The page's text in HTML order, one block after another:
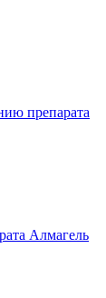
препарата
Алмагель